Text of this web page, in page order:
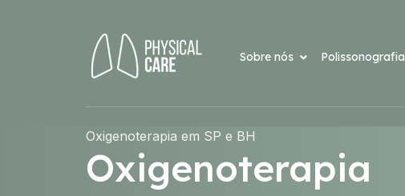
Sobre nós Polissonografia
Oxigenoterapia em SP e BH
Oxigenoterapia